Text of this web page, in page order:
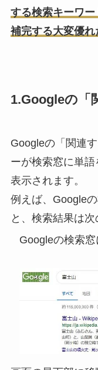
する検索キーワ
補完する大変優れ
1.Googleの「
Googleの「関連
ーが検索窓に単
表示されます。
例えば、Google
と、検索結果は次
Googleの検索